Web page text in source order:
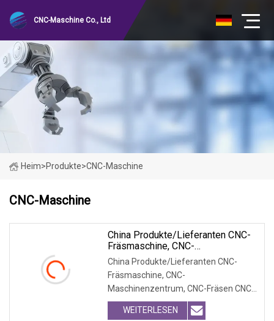
CNC-Maschine Co., Ltd
Heim>Produkte>CNC-Maschine
CNC-Maschine
China Produkte/Lieferanten CNC-
Fräsmaschine, CNC-
Maschinenzentrum, CNC-Fräsen
CNC-Fräsmaschinenzentrum
Vertikales Bearbeitungszentrum
China Produkte/Lieferanten CNC-
Fräsmaschine, CNC-
Maschinenzentrum, CNC-Fräsen CNC-
Fräsmaschinenzentrum Vertikales
Bearbe
WEITERLESEN